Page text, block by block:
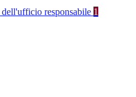
responsabile 1